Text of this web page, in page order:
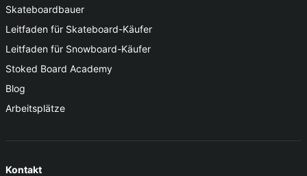
Skateboardbauer
Leitfaden für Skateboard-Käufer
Leitfaden für Snowboard-Käufer
Stoked Board Academy
Blog
Arbeitsplätze
Kontakt